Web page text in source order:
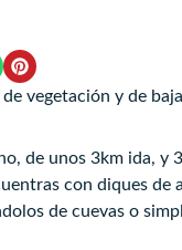
vegetación y de
de unos 3km ida,
con diques de
de cuevas o